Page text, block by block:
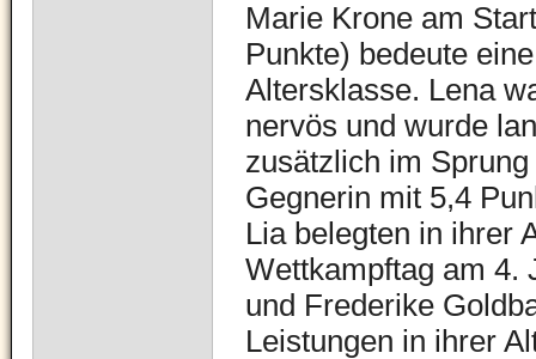
Marie Krone am
Punkte) bedeute
Altersklasse. Lena
nervös und wurde
zusätzlich im
Gegnerin mit 5,4
Lia belegten in ihrer
Wettkampftag am 4.
und Frederike
Leistungen in ihrer